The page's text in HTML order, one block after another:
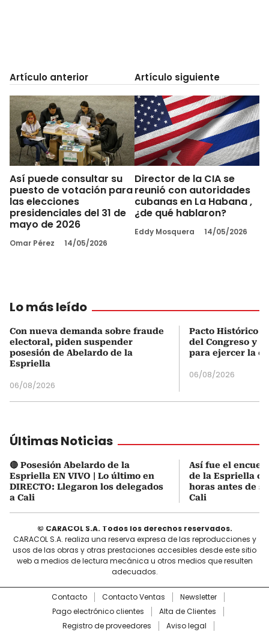
Artículo anterior
Así puede consultar su
puesto de votación para
las elecciones
presidenciales del 31 de
mayo de 2026
Omar Pérez 14/05/2026
Artículo siguiente
Director de la CIA se
reunió con autoridades
cubanas en La Habana ,
¿de qué hablaron?
Eddy Mosquera 14/05/2026
Lo más leído
Con nueva demanda sobre fraude
electoral, piden suspender
posesión de Abelardo de la
Espriella
06/08/2026
Pacto Histórico
del Congreso y
para ejercer la
06/08/2026
Últimas Noticias
🔴 Posesión Abelardo de la
Espriella EN VIVO | Lo último en
DIRECTO: Llegaron los delegados
a Cali
Así fue el
de la Espriella
horas antes de
Cali
© CARACOL S.A. Todos los derechos reservados.
CARACOL S.A. realiza una reserva expresa de las reproducciones y
usos de las obras y otras prestaciones accesibles desde este sitio
web a medios de lectura mecánica u otros medios que resulten
adecuados.
Contacto Contacto Ventas
Newsletter
Pago electrónico clientes
Alta de Clientes
Registro de proveedores
Aviso legal